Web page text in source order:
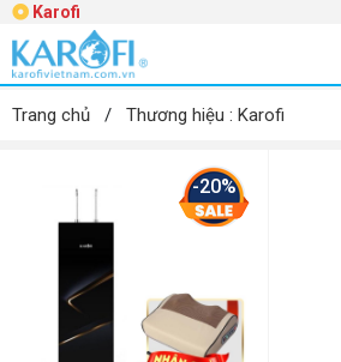
Karofi
Trang chủ / Thương hiệu : Karofi
-20%